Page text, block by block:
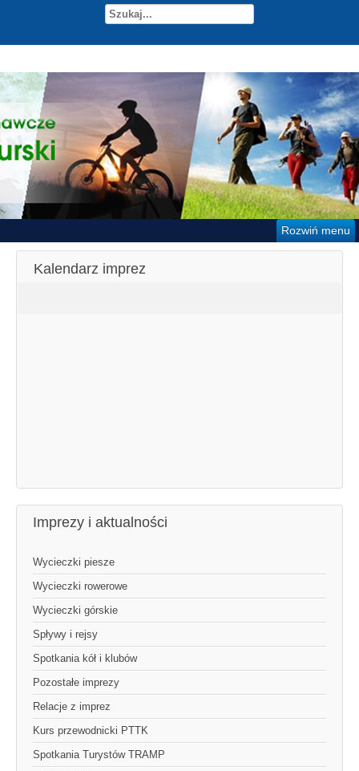
Rozwiń menu
Kalendarz imprez
Imprezy i aktualności
Wycieczki piesze
Wycieczki rowerowe
Wycieczki górskie
Spływy i rejsy
Spotkania kół i klubów
Pozostałe imprezy
Relacje z imprez
Kurs przewodnicki PTTK
Spotkania Turystów TRAMP